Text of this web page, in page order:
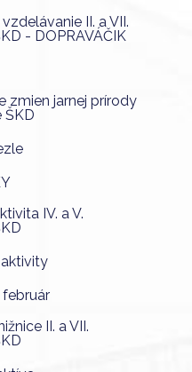
II. a VII.
- DOPRAVÁČIK
zmien jarnej prírody
ŠKD
IV. a V.
február
II. a VII.